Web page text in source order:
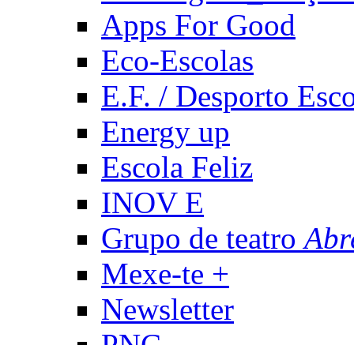
Apps For Good
Eco-Escolas
E.F. / Desporto
Energy up
Escola Feliz
INOV E
Grupo de teatro
Mexe-te +
Newsletter